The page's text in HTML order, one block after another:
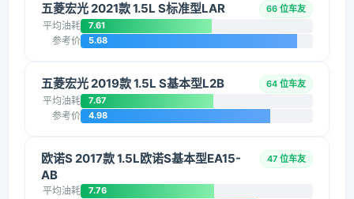
五菱宏光 2021款 1.5L S标准型LAR 66 位车友
平均油耗 7.61
参考价 5.68
五菱宏光 2019款 1.5L S基本型L2B 64 位车友
平均油耗 7.67
参考价 4.98
欧诺S 2017款 1.5L欧诺S基本型EA15-
AB
47 位车友
平均油耗 7.76